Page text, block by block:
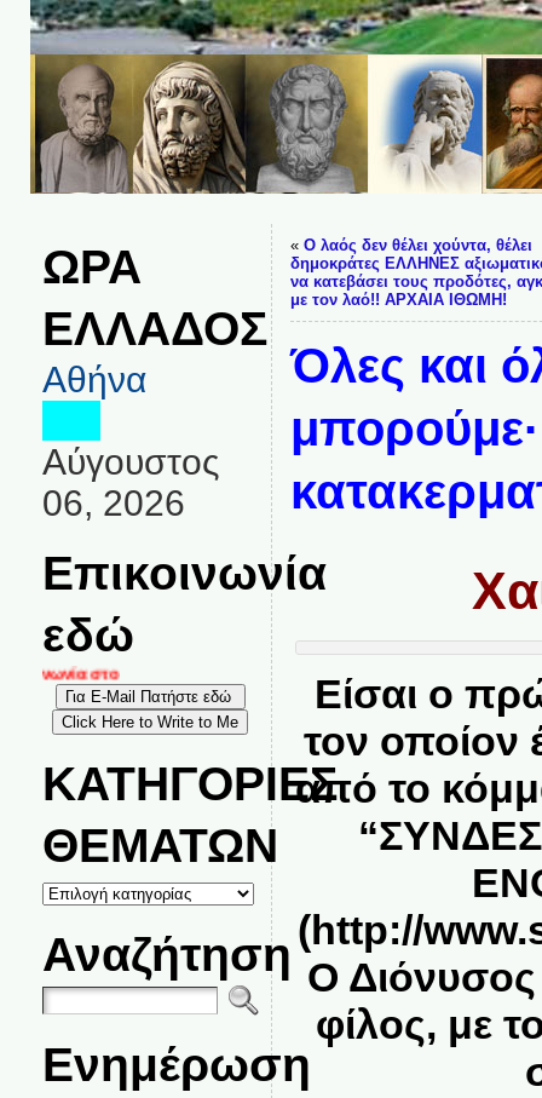
ΩΡΑ
ΕΛΛΑΔΟΣ
Αθήνα
Αύγουστος
06, 2026
Επικοινωνία
εδώ
στο
ΚΑΤΗΓΟΡΙΕΣ
ΘΕΜΑΤΩΝ
ΚΑΤΗΓΟΡΙΕΣ
ΘΕΜΑΤΩΝ
Αναζήτηση
Ενημέρωση
« Ο λαός δεν θέλει χούντα, θέλει
δημοκράτες ΕΛΛΗΝΕΣ
να κατεβάσει τους προδότες,
με τον λαό!! ΑΡΧΑΙΑ ΙΘΩΜΗ!
Όλες και
μπορούμε·
Είσαι ο
τον οποίον
από το
(http://
Ο Διόνυσος
φίλος, με